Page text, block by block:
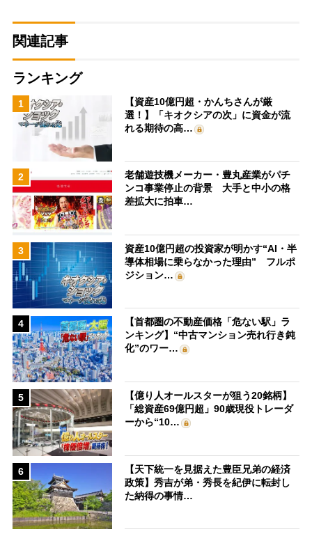
関連記事
ランキング
1
【資産10億円超・かんちさんが厳
選！】「キオクシアの次」に資金が流
れる期待の高…
2
老舗遊技機メーカー・豊丸産業がパチ
ンコ事業停止の背景 大手と中小の格
差拡大に拍車…
3
資産10億円超の投資家が明かす“AI・半
導体相場に乗らなかった理由” フルポ
ジション…
4
【首都圏の不動産価格「危ない駅」ラ
ンキング】“中古マンション売れ行き鈍
化”のワー…
5
【億り人オールスターが狙う20銘柄】
「総資産69億円超」90歳現役トレーダ
ーから“10…
6
【天下統一を見据えた豊臣兄弟の経済
政策】秀吉が弟・秀長を紀伊に転封し
た納得の事情…